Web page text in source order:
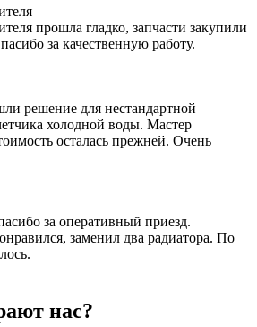
прошла гладко, запчасти закупили
за качественную работу.
решение для нестандартной
холодной воды. Мастер
осталась прежней. Очень
за оперативный приезд.
заменил два радиатора. По
нас?